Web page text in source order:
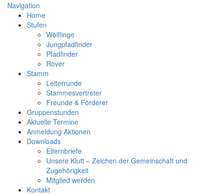
Navigation
Home
Stufen
Wölflinge
Jungpfadfinder
Pfadfinder
Rover
Stamm
Leiterrunde
Stammesvertreter
Freunde & Förderer
Gruppenstunden
Aktuelle Termine
Anmeldung Aktionen
Downloads
Elternbriefe
Unsere Kluft – Zeichen der Gemeinschaft und
Zugehörigkeit
Mitglied werden
Kontakt